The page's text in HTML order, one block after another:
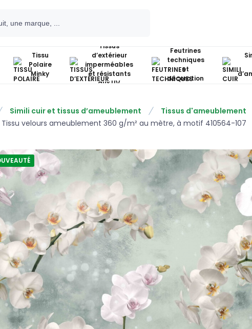
Tissu
Polaire
Minky
Tissus
d’extérieur
imperméables
et résistants
aux UV
Feutrines
techniques
et
décoration
Simili cuir et tissus d’ameublement Tissus d'ameublement
Tissu velours ameublement 360 g/m² au mètre, à motif 410564-107